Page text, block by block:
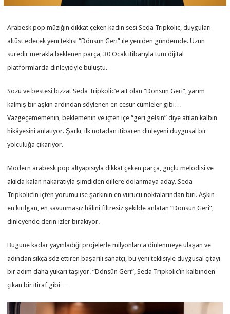
Arabesk pop müziğin dikkat çeken kadın sesi Seda Tripkolic, duyguları
altüst edecek yeni teklisi “Dönsün Geri” ile yeniden gündemde. Uzun
süredir merakla beklenen parça, 30 Ocak itibarıyla tüm dijital
platformlarda dinleyiciyle buluştu.
Sözü ve bestesi bizzat Seda Tripkolic’e ait olan “Dönsün Geri”, yarım
kalmış bir aşkın ardından söylenen en cesur cümleler gibi…
Vazgeçememenin, beklemenin ve içten içe “geri gelsin” diye atılan kalbin
hikâyesini anlatıyor. Şarkı, ilk notadan itibaren dinleyeni duygusal bir
yolculuğa çıkarıyor.
Modern arabesk pop altyapısıyla dikkat çeken parça, güçlü melodisi ve
akılda kalan nakaratıyla şimdiden dillere dolanmaya aday. Seda
Tripkolic’in içten yorumu ise şarkının en vurucu noktalarından biri. Aşkın
en kırılgan, en savunmasız hâlini filtresiz şekilde anlatan “Dönsün Geri”,
dinleyende derin izler bırakıyor.
Bugüne kadar yayınladığı projelerle milyonlarca dinlenmeye ulaşan ve
adından sıkça söz ettiren başarılı sanatçı, bu yeni teklisiyle duygusal çıtayı
bir adım daha yukarı taşıyor. “Dönsün Geri”, Seda Tripkolic’in kalbinden
çıkan bir itiraf gibi…